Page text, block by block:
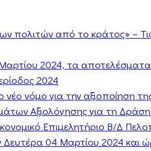
πολιτών από το κράτος» –
2024, τα
2024
νέο νόμο για την αξιοποίηση
Αξιολόγησης για τη
Επιμελητήριο Β/Δ
04 Μαρτίου 2024 και